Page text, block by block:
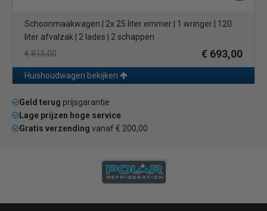
Schoonmaakwagen | 2x 25 liter emmer | 1 wringer | 120
liter afvalzak | 2 lades | 2 schappen
€ 815,00
€ 693,00
Huishoudwagen bekijken
Geld terug prijsgarantie
Lage prijzen hoge service
Gratis verzending vanaf € 200,00